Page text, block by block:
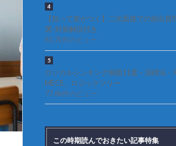
【知って差がつく】二次面接での頻出質
選-対策解説付き
81.7k件のビュー
ロジカルシンキング例題11選 – 演繹法・
MECE、ロジックツリー
77.6k件のビュー
この時期読んでおきたい記事特集